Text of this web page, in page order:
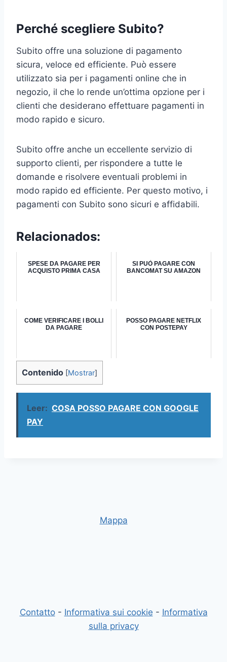
Perché scegliere Subito?
Subito offre una soluzione di pagamento
sicura, veloce ed efficiente. Può essere
utilizzato sia per i pagamenti online che in
negozio, il che lo rende un’ottima opzione per i
clienti che desiderano effettuare pagamenti in
modo rapido e sicuro.
Subito offre anche un eccellente servizio di
supporto clienti, per rispondere a tutte le
domande e risolvere eventuali problemi in
modo rapido ed efficiente. Per questo motivo, i
pagamenti con Subito sono sicuri e affidabili.
Relacionados:
SPESE DA PAGARE PER
ACQUISTO PRIMA CASA
SI PUÒ PAGARE CON
BANCOMAT SU AMAZON
COME VERIFICARE I BOLLI
DA PAGARE
POSSO PAGARE NETFLIX
CON POSTEPAY
Contenido [Mostrar]
Leer: COSA POSSO PAGARE CON GOOGLE
PAY
Mappa
Contatto- Informativa sui cookie - Informativa
sulla privacy